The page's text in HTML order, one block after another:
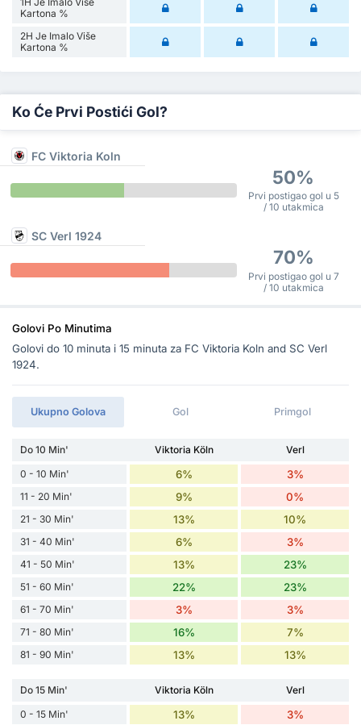
Kartona %
2H Je Imalo Više
Kartona %
Ko Će Prvi Postići Gol?
FC Viktoria Koln
50%
Prvi postigao gol u 5
/ 10 utakmica
SC Verl 1924
70%
Prvi postigao gol u 7
/ 10 utakmica
Golovi Po Minutima
Golovi do 10 minuta i 15 minuta za FC Viktoria Koln and SC Verl
1924.
Ukupno Golova Gol Primgol
Do 10 Min' Viktoria Köln
Verl
0 - 10 Min'
6% 3%
11 - 20 Min' 9% 0%
21 - 30 Min' 13% 10%
31 - 40 Min' 6% 3%
41 - 50 Min' 13% 23%
51 - 60 Min' 22% 23%
61 - 70 Min' 3% 3%
71 - 80 Min' 16% 7%
81 - 90 Min' 13% 13%
Do 15 Min' Viktoria Köln
Verl
0 - 15 Min'
13% 3%